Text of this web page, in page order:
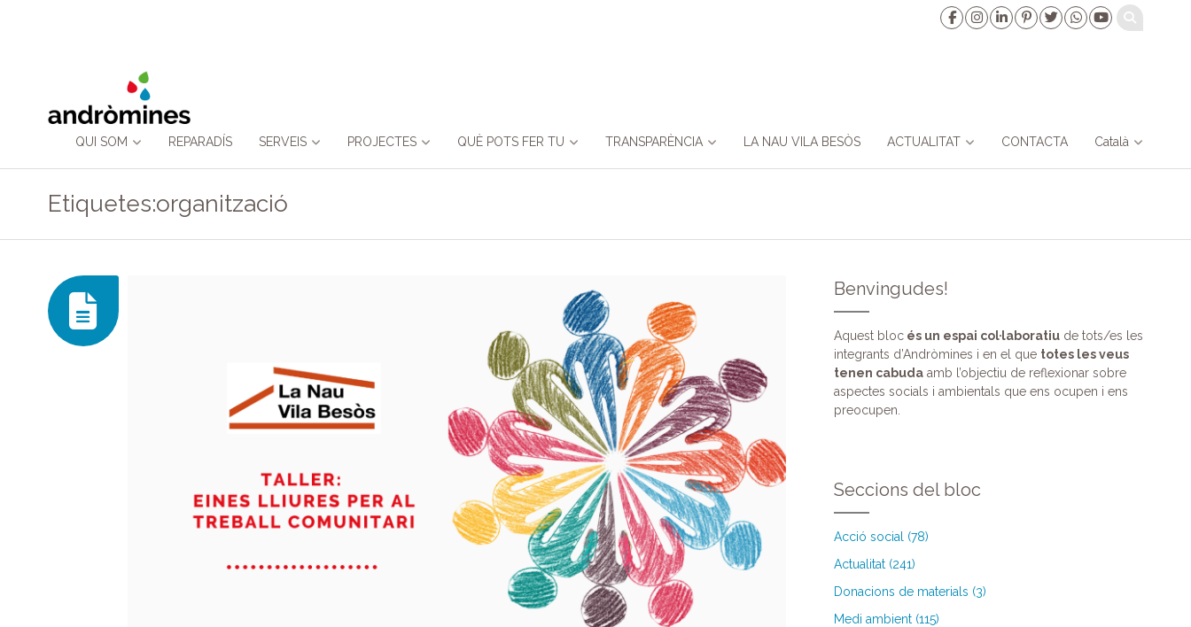
QUI SOM REPARADÍS SERVEIS PROJECTES QUÈ POTS FER TU TRANSPARÈNCIA LA NAU VILA BESÒS ACTUALITAT CONTACTA Català
content
Etiquetes:organització
Benvingudes!
Aquest blocés un espai col·laboratiude tots/es les
integrants d’Andròmines i en el que totes les veus
tenen cabudaamb l’objectiu de reflexionar sobre
aspectes socials i ambientals que ens ocupen i ens
preocupen.
Seccions del bloc
Acció social (78)
Actualitat (241)
Donacions de materials (3)
Medi ambient (115)